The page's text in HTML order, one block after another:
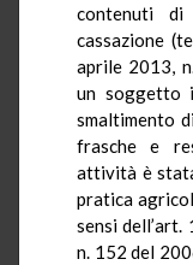
contenuti
cassazione
aprile 2013,
un soggetto
smaltimento
frasche e
attività è
pratica
sensi
n. 152 del